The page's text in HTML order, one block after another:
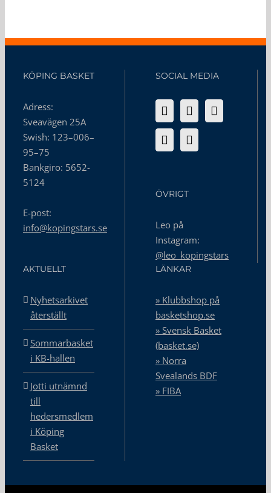
KÖPING BASKET
Adress:
Sveavägen 25A
Swish: 123–006–
95–75
Bankgiro: 5652-
5124
E-post:
info@kopingstars.se
SOCIAL MEDIA
ÖVRIGT
Leo på
Instagram:
@leo_kopingstars
AKTUELLT
Nyhetsarkivet
återställt
Sommarbasket
i KB-hallen
Jotti utnämnd
till
hedersmedlem
i Köping
Basket
LÄNKAR
» Klubbshop på
basketshop.se
» Svensk Basket
(basket.se)
» Norra
Svealands BDF
» FIBA